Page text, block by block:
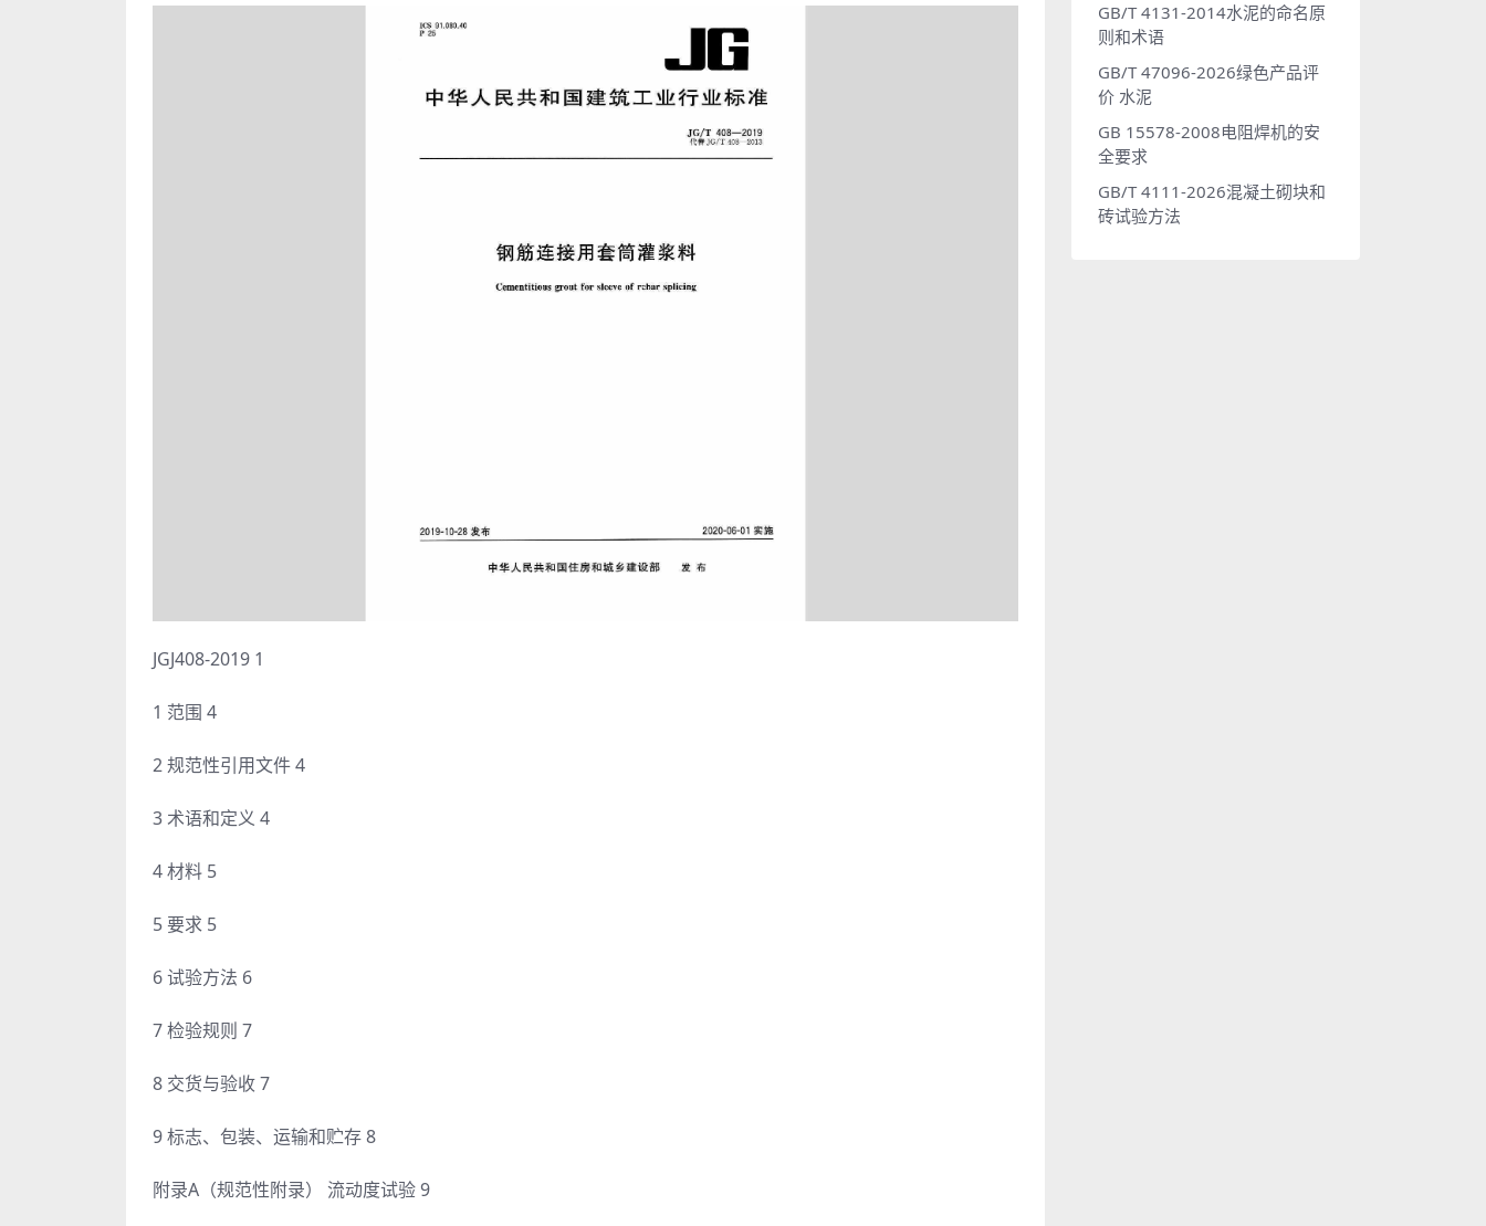
JGJ408-2019 1
1 范围 4
2 规范性引用文件 4
3 术语和定义 4
4 材料 5
5 要求 5
6 试验方法 6
7 检验规则 7
8 交货与验收 7
9 标志、包装、运输和贮存 8
附录A（规范性附录） 流动度试验 9
GB/T 4131-2014水泥的命名原
则和术语
GB/T 47096-2026绿色产品评
价 水泥
GB 15578-2008电阻焊机的安
全要求
GB/T 4111-2026混凝土砌块和
砖试验方法